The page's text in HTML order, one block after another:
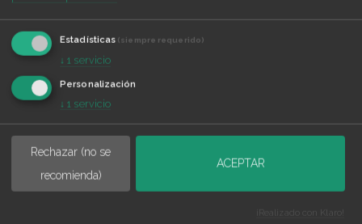
Servicios del coworking en Azca
Estadísticas (siempre requerido)
↓ 1 servicio
Personalización
↓ 1 servicio
Rechazar (no se
recomienda)
ACEPTAR
¡Realizado con Klaro!